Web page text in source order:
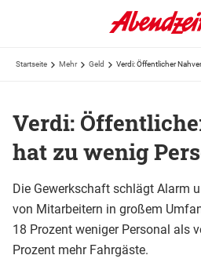
Startseite Mehr Geld Verdi: Öffentlicher
Verdi:
hat zu wenig
Die Gewerkschaft schlägt Alarm
von Mitarbeitern in großem
18 Prozent weniger Personal als
Prozent mehr Fahrgäste.